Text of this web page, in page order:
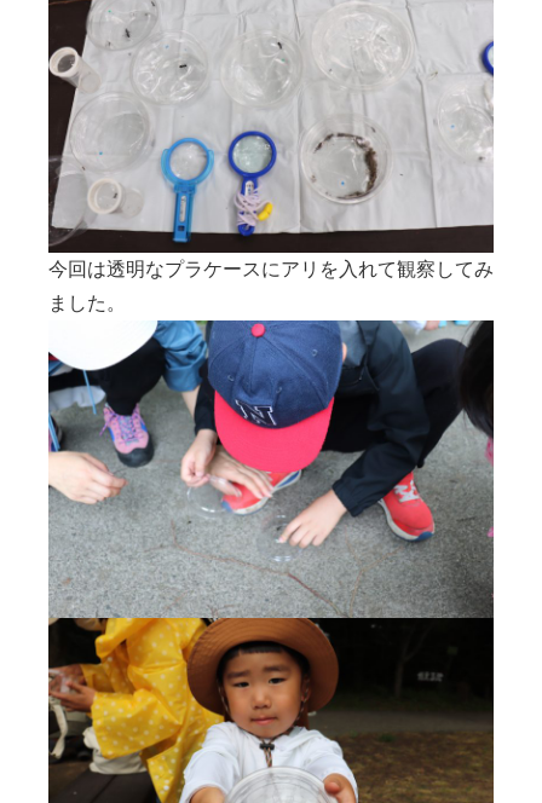
今回は透明なプラケースにアリを入れて観察してみ
ました。